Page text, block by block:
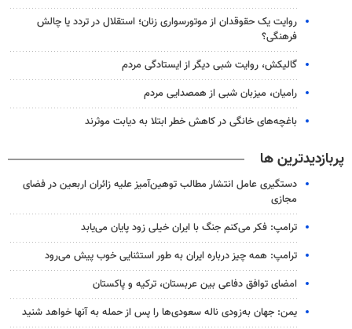
روایت یک حقوقدان از موتورسواری زنان؛ استقلال در تردد یا چالش
فرهنگی؟
گالیکش، روایت شبی دیگر از ایستادگی مردم
رامیان، میزبان شبی از همصدایی مردم
باغچه‌های خانگی در کاهش خطر ابتلا به دیابت موثرند
پربازدیدترین ها
دستگیری عامل انتشار مطالب توهین‌آمیز علیه زائران اربعین در فضای
مجازی
ترامپ: فکر می‌کنم جنگ با ایران خیلی زود پایان می‌یابد
ترامپ: همه چیز درباره ایران به طور استثنایی خوب پیش می‌رود
امضای توافق دفاعی بین عربستان، ترکیه و پاکستان
یمن: جهان به‌زودی ناله سعودی‌ها را پس از حمله به آنها خواهد شنید